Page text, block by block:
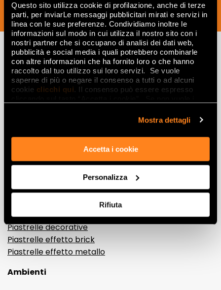
Questo sito utilizza cookie di profilazione, anche di terze
parti, per inviarLe messaggi pubblicitari mirati e servizi in
linea con le sue preferenze. Condividiamo inoltre le
informazioni sul modo in cui utilizza il nostro sito con i
nostri partner che si occupano di analisi dei dati web,
pubblicità e social media i quali potrebbero combinarle
con altre informazioni che ha fornito loro o che hanno
raccolto dal tuo utilizzo sui loro servizi. Se vuole
saperne di più o negare il consenso a tutti o ad alcuni
cookie clicchi qui. Il consenso può essere espresso
Mostra dettagli
Accetta i cookie
Personalizza
Rifiuta
ISCRIVITI ORA
Lasciati
ispirare
da ambienti
Effetti
Gres porcellanato effetto marmo
Gres porcellanato effetto legno
Gres porcellanato effetto pietra
Gres porcellanato effetto resina e cemento
Piastrelle 3D
Piastrelle decorative
Piastrelle effetto brick
Piastrelle effetto metallo
Ambienti